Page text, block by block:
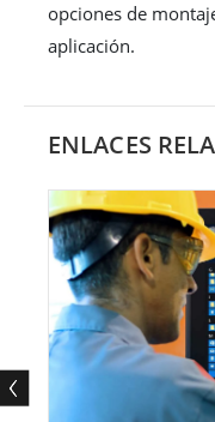
opciones de
aplicación.
ENLACES